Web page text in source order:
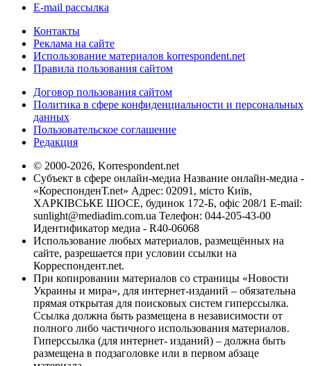
E-mail рассылка
Контакты
Реклама на сайте
Использование материалов korrespondent.net
Правила пользования сайтом
Договор пользования сайтом
Политика в сфере конфиденциальности и персональных
данных
Пользовательское соглашение
Редакция
© 2000-2026, Korrespondent.net
Субъект в сфере онлайн-медиа Название онлайн-медиа -
«КореспонденТ.net» Адрес: 02091, місто Київ,
ХАРКІВСЬКЕ ШОСЕ, будинок 172-Б, офіс 208/1 E-mail:
sunlight@mediadim.com.ua Телефон: 044-205-43-00
Идентификатор медиа - R40-06068
Использование любых материалов, размещённых на
сайте, разрешается при условии ссылки на
Корреспондент.net.
При копировании материалов со страницы «Новости
Украины и мира», для интернет-изданий – обязательна
прямая открытая для поисковых систем гиперссылка.
Ссылка должна быть размещена в независимости от
полного либо частичного использования материалов.
Гиперссылка (для интернет- изданий) – должна быть
размещена в подзаголовке или в первом абзаце